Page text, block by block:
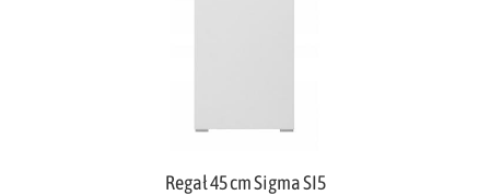
Regał 45 cm Sigma SI5